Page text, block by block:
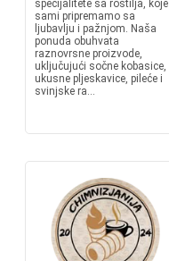
specijalitete sa roštilja, koje
sami pripremamo sa
ljubavlju i pažnjom. Naša
ponuda obuhvata
raznovrsne proizvode,
uključujući sočne kobasice,
ukusne pljeskavice, pileće i
svinjske ra...